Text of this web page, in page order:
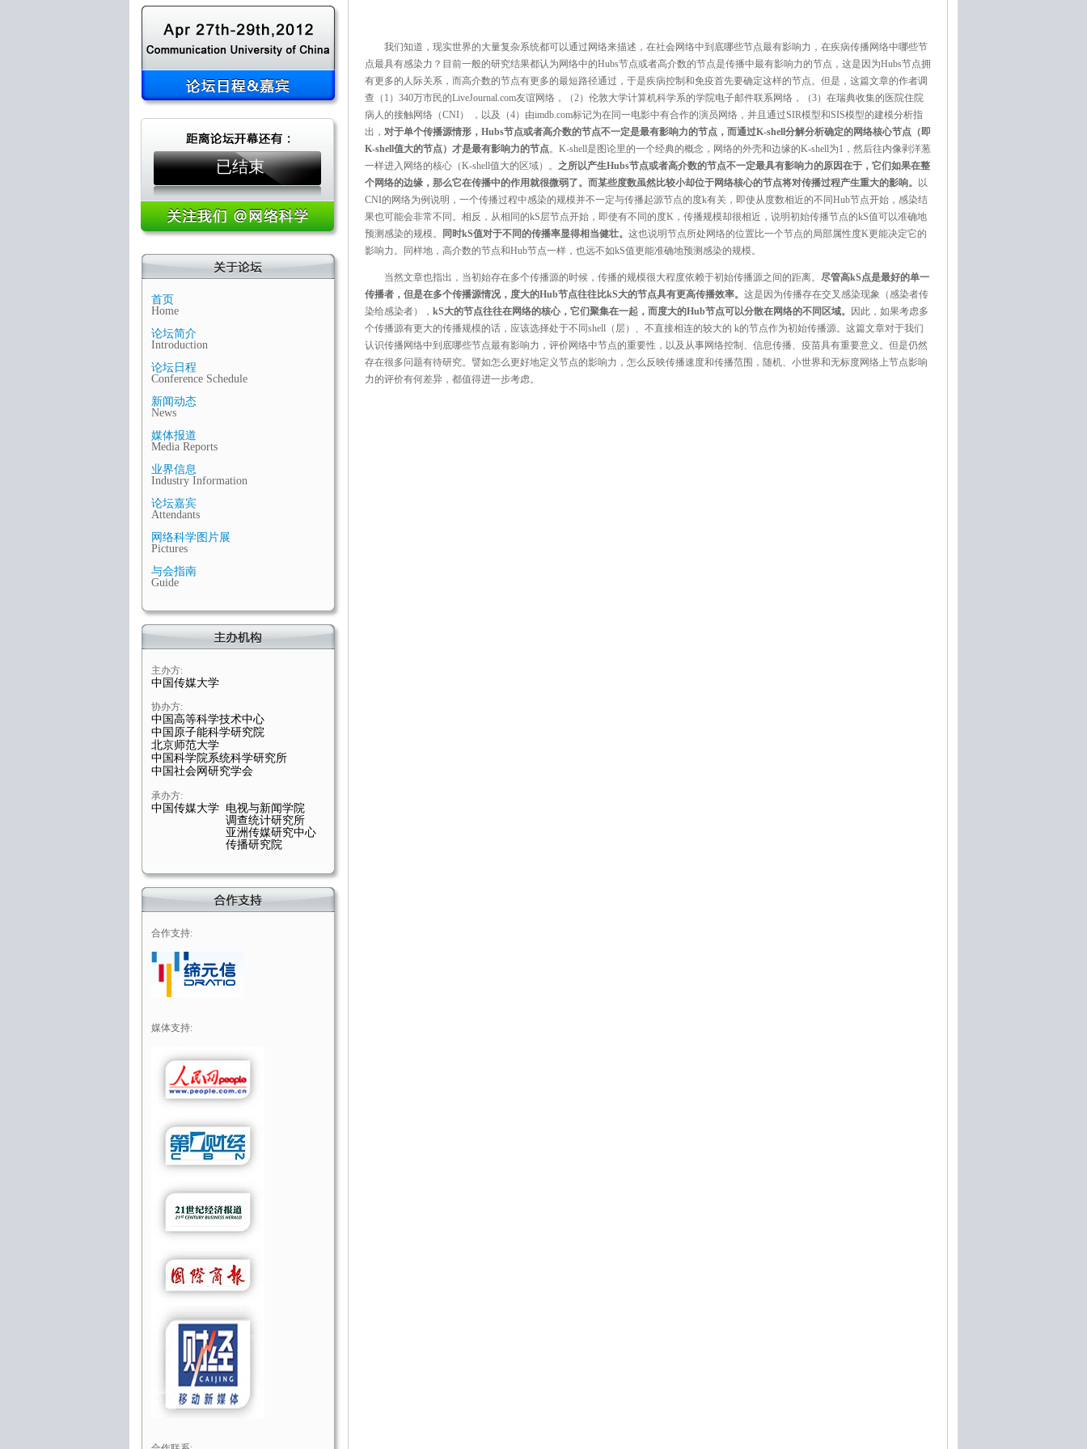
已结束
首页
Home
论坛简介
Introduction
论坛日程
Conference Schedule
新闻动态
News
媒体报道
Media Reports
业界信息
Industry Information
论坛嘉宾
Attendants
网络科学图片展
Pictures
与会指南
Guide
主办方:
中国传媒大学
协办方:
中国高等科学技术中心
中国原子能科学研究院
北京师范大学
中国科学院系统科学研究所
中国社会网研究学会
承办方:
中国传媒大学 电视与新闻学院
调查统计研究所
亚洲传媒研究中心
传播研究院
合作支持:
媒体支持:
我们知道，现实世界的大量复杂系统都可以通过网络来描述，在社会网络中到底哪些节点最有影响力，在疾病传播网络中哪些节
点最具有感染力？目前一般的研究结果都认为网络中的Hubs节点或者高介数的节点是传播中最有影响力的节点，这是因为Hubs节点拥
有更多的人际关系，而高介数的节点有更多的最短路径通过，于是疾病控制和免疫首先要确定这样的节点。但是，这篇文章的作者调
查（1）340万市民的LiveJournal.com友谊网络，（2）伦敦大学计算机科学系的学院电子邮件联系网络，（3）在瑞典收集的医院住院
病人的接触网络（CNI） ，以及（4）由imdb.com标记为在同一电影中有合作的演员网络，并且通过SIR模型和SIS模型的建模分析指
出， 对于单个传播源情形，Hubs节点或者高介数的节点不一定是最有影响力的节点，而通过K-shell分解分析确定的网络核心节点（即
K-shell值大的节点）才是最有影响力的节点。K-shell是图论里的一个经典的概念，网络的外壳和边缘的K-shell为1，然后往内像剥洋葱
一样进入网络的核心（K-shell值大的区域）。 之所以产生Hubs节点或者高介数的节点不一定最具有影响力的原因在于，它们如果在整
个网络的边缘，那么它在传播中的作用就很微弱了。而某些度数虽然比较小却位于网络核心的节点将对传播过程产生重大的影响。
以
CNI的网络为例说明，一个传播过程中感染的规模并不一定与传播起源节点的度k有关，即使从度数相近的不同Hub节点开始，感染结
果也可能会非常不同。相反，从相同的kS层节点开始，即使有不同的度K，传播规模却很相近，说明初始传播节点的kS值可以准确地
预测感染的规模。
同时kS值对于不同的传播率显得相当健壮。 这也说明节点所处网络的位置比一个节点的局部属性度K更能决定它的
影响力。同样地，高介数的节点和Hub节点一样，也远不如kS值更能准确地预测感染的规模。
当然文章也指出，当初始存在多个传播源的时候，传播的规模很大程度依赖于初始传播源之间的距离。 尽管高kS点是最好的单一
传播者，但是在多个传播源情况，度大的Hub节点往往比kS大的节点具有更高传播效率。 这是因为传播存在交叉感染现象（感染者传
染给感染者）， kS大的节点往往在网络的核心，它们聚集在一起，而度大的Hub节点可以分散在网络的不同区域。
因此，如果考虑多
个传播源有更大的传播规模的话，应该选择处于不同shell（层）、不直接相连的较大的 k的节点作为初始传播源。这篇文章对于我们
认识传播网络中到底哪些节点最有影响力，评价网络中节点的重要性，以及从事网络控制、信息传播、疫苗具有重要意义。但是仍然
存在很多问题有待研究。譬如怎么更好地定义节点的影响力，怎么反映传播速度和传播范围，随机、小世界和无标度网络上节点影响
力的评价有何差异，都值得进一步考虑。